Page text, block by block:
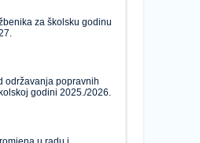
za školsku godinu
održavanja popravnih
godini 2025./2026.
u radu i